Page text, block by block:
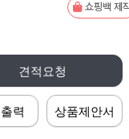
쇼핑백 제
견적요청
력 상품제안서